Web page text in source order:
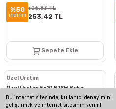
Bu internet sitesinde, kullanıcı deneyimini
geliştirmek ve internet sitesinin verimli
%50
indirim
506,83 TL
253,42 TL
Sepete Ekle
Özel Üretim
Özel Üretim 5x10 N2XH Bakır
Yanmaz Yer Altı Kablosu 1 Metre